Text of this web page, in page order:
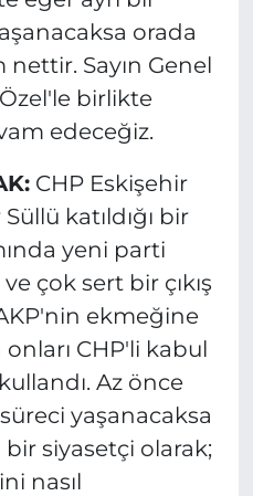
orada
Sayın Genel
birlikte
edeceğiz.
CHP Eskişehir
katıldığı bir
yeni parti
çok sert bir çıkış
ekmeğine
CHP'li kabul
Az önce
yaşanacaksa
siyasetçi olarak;
nasıl